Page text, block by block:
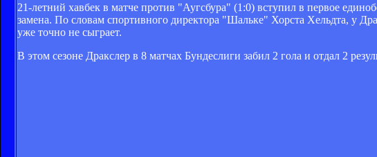
21-летний хавбек в матче против "Аугсбура" (1:0) вступил в первое
замена. По словам спортивного директора "Шальке" Хорста Хельдта, у
уже точно не сыграет.
В этом сезоне Дракслер в 8 матчах Бундеслиги забил 2 гола и отдал 2